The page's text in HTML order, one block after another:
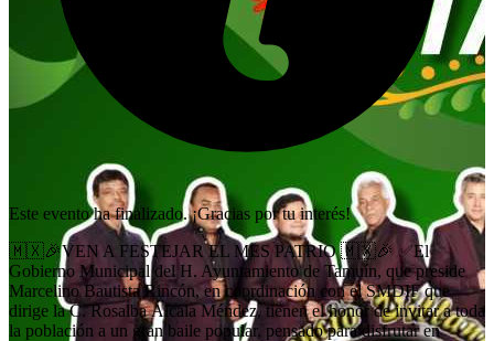
Este evento ha finalizado. ¡Gracias por tu interés!
🇲🇽🎉VEN A FESTEJAR EL MES PATRIO 🇲🇽🎉 ✅El
Gobierno Municipal del H. Ayuntamiento de Tamuín, que preside
Marcelino Bautista Rincón, en coordinación con el SMDIF que
dirige la C. Rosalba Álcala Méndez, tienen el honor de invitar a toda
la población a un gran baile popular, pensado para disfrutar en